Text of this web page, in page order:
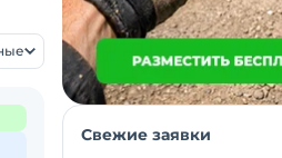
Свежие заявки